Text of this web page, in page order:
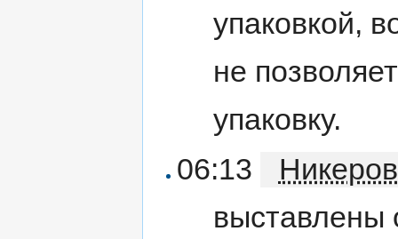
упаковкой,
не
упаковку.
06:13
Никеров
выставлены